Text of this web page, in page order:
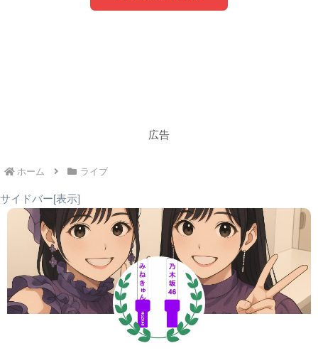
露曲一覧｜6期生センター曲やライブの
広告
ホーム ライブ
サイドバー[表示]